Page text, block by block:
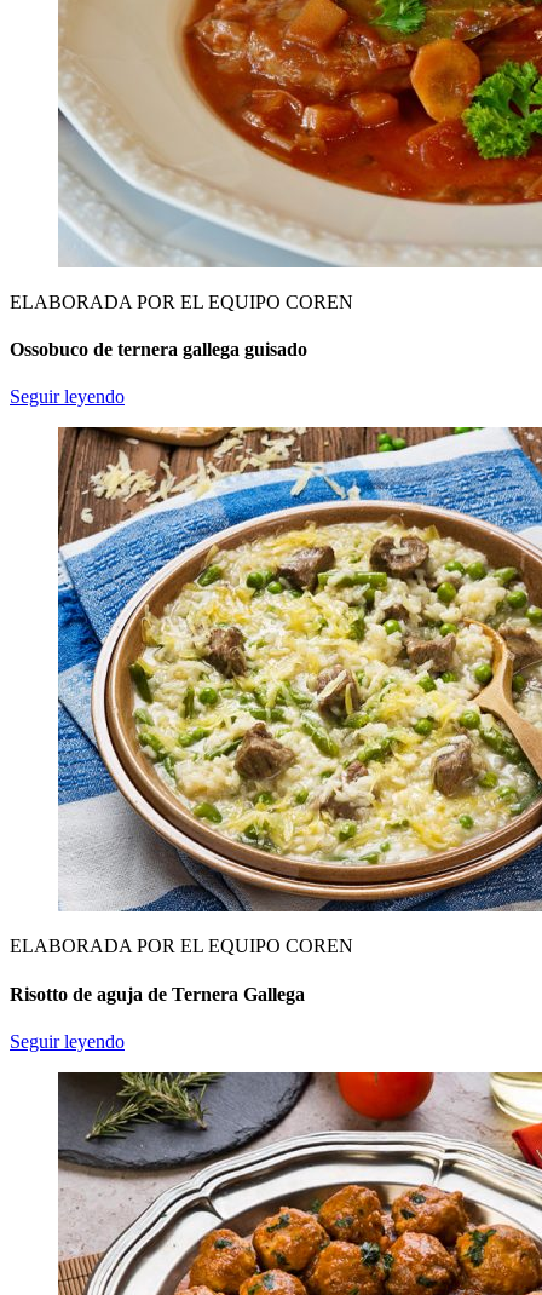
ELABORADA POR EL EQUIPO COREN
Ossobuco de ternera gallega guisado
Seguir leyendo
ELABORADA POR EL EQUIPO COREN
Risotto de aguja de Ternera Gallega
Seguir leyendo